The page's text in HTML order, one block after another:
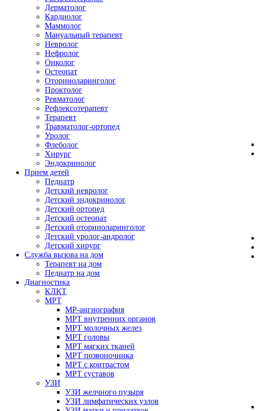
Дерматолог
Кардиолог
Маммолог
Мануальный терапевт
Невролог
Нефролог
Онколог
Остеопат
Оториноларинголог
Проктолог
Ревматолог
Рефлексотерапевт
Терапевт
Травматолог-ортопед
Уролог
Флеболог
Хирург
Эндокринолог
Прием детей
Педиатр
Детский невролог
Детский эндокринолог
Детский ортопед
Детский остеопат
Детский оториноларинголог
Детский уролог-андролог
Детский хирург
Служба вызова на дом
Терапевт на дом
Педиатр на дом
Диагностика
КЛКТ
МРТ
МР-ангиография
МРТ внутренних органов
МРТ молочных желез
МРТ головы
МРТ мягких тканей
МРТ позвоночника
МРТ с контрастом
МРТ суставов
УЗИ
УЗИ желчного пузыря
УЗИ лимфатических узлов